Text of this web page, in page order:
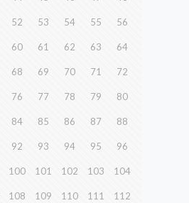
52 53 54 55 56
60 61 62 63 64
68 69 70 71 72
76 77 78 79 80
84 85 86 87 88
92 93 94 95 96
100 101 102 103 104
108 109 110 111 112